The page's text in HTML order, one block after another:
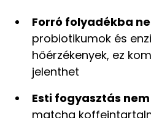
Forró folyadékba
probiotikumok és
hőérzékenyek, ez
jelenthet
Esti fogyasztás
matcha